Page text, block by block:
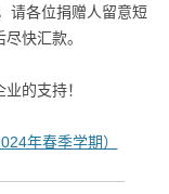
请各位捐赠人留意短
快汇款。
的支持！
年春季学期）